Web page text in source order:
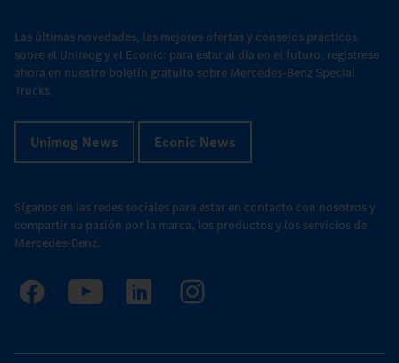
Las últimas novedades, las mejores ofertas y consejos prácticos
sobre el Unimog y el Econic: para estar al día en el futuro, regístrese
ahora en nuestro boletín gratuito sobre Mercedes-Benz Special
Trucks.
Unimog News Econic News
Síganos en las redes sociales para estar en contacto con nosotros y
compartir su pasión por la marca, los productos y los servicios de
Mercedes-Benz.